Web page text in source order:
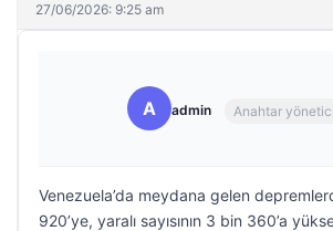
27/06/2026: 9:25 am
A admin Anahtar yönetici
Venezuela’da meydana gelen
920’ye, yaralı sayısının 3 bin 360’a